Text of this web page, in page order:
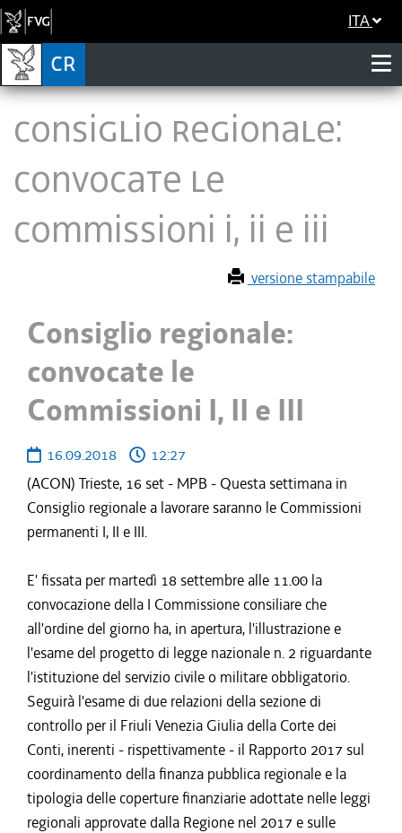
ITA
Consiglio regionale:
convocate le
Commissioni I, II e III
versione stampabile
Consiglio regionale:
convocate le
Commissioni I, II e III
16.09.2018
12:27
(ACON) Trieste, 16 set - MPB - Questa settimana in
Consiglio regionale a lavorare saranno le Commissioni
permanenti I, II e III.
E' fissata per martedì 18 settembre alle 11.00 la
convocazione della I Commissione consiliare che
all'ordine del giorno ha, in apertura, l'illustrazione e
l'esame del progetto di legge nazionale n. 2 riguardante
l'istituzione del servizio civile o militare obbligatorio.
Seguirà l'esame di due relazioni della sezione di
controllo per il Friuli Venezia Giulia della Corte dei
Conti, inerenti - rispettivamente - il Rapporto 2017 sul
coordinamento della finanza pubblica regionale e la
tipologia delle coperture finanziarie adottate nelle leggi
regionali approvate dalla Regione nel 2017 e sulle